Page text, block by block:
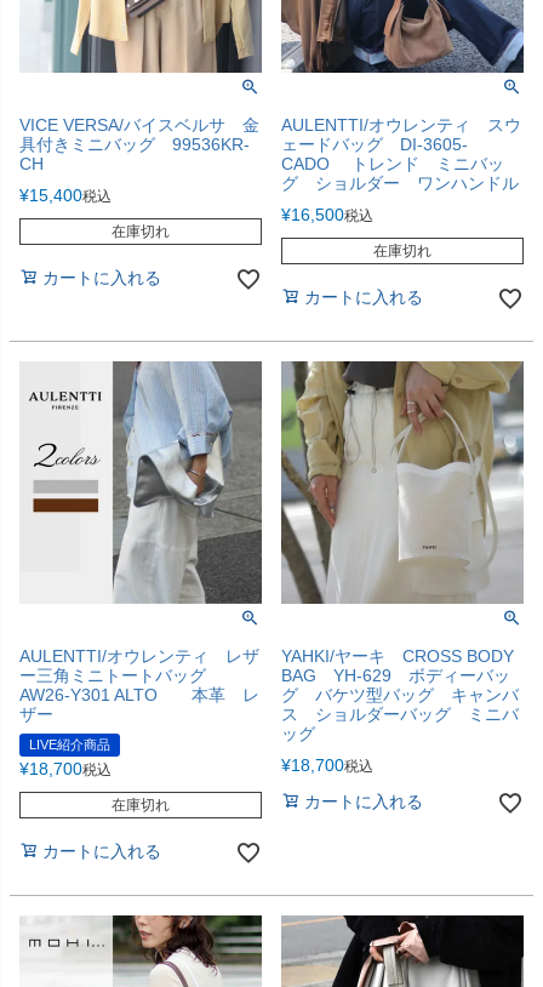
VICE VERSA/バイスベルサ 金
具付きミニバッグ 99536KR-
CH
¥15,400税込
在庫切れ
カートに入れる
AULENTTI/オウレンティ スウ
ェードバッグ DI-3605-
CADO トレンド ミニバッ
グ ショルダー ワンハンドル
¥16,500税込
在庫切れ
カートに入れる
AULENTTI/オウレンティ レザ
ー三角ミニトートバッグ
AW26-Y301 ALTO 本革 レ
ザー
LIVE紹介商品
¥18,700税込
在庫切れ
カートに入れる
YAHKI/ヤーキ CROSS BODY
BAG YH-629 ボディーバッ
グ バケツ型バッグ キャンバ
ス ショルダーバッグ ミニバ
ッグ
¥18,700税込
カートに入れる